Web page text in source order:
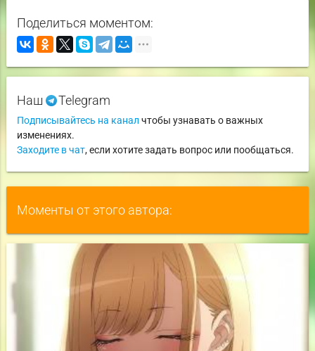
Поделиться моментом:
Наш Telegram
Подписывайтесь на канал чтобы узнавать о важных
изменениях.
Заходите в чат, если хотите задать вопрос или пообщаться.
Моменты от этого автора: